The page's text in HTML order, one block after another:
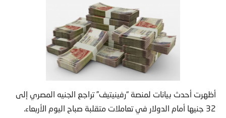
أظهرت أحدث بيانات لمنصة “رفينيتيف” تراجع الجنيه المصري إلى
32 جنيها أمام الدولار في تعاملات متقلبة صباح اليوم الأربعاء.